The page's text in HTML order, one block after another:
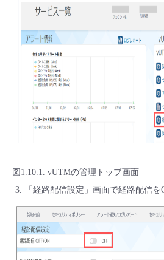
図1.10.1. vUTMの管理トップ画面
「経路配信設定」画面で経路配信を